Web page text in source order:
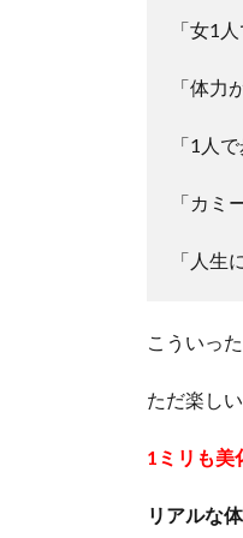
「女1
「体力
「1人
「カミ
「人生
こういっ
ただ楽し
1ミリも美
リアルな